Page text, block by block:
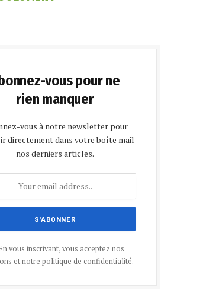
vous pour ne
rien manquer
vous à notre newsletter pour
directement dans votre boîte mail
nos derniers articles.
vous inscrivant, vous acceptez nos
et notre politique de confidentialité.